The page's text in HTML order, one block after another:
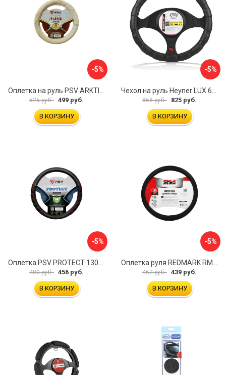
-5%
525 руб. 499 руб.
В КОРЗИНУ
-5%
868 руб. 825 руб.
В КОРЗИНУ
-5%
Оплетка PSV PROTECT 130503
480 руб. 456 руб.
В КОРЗИНУ
-5%
Оплетка руля REDMARK RM78002
462 руб. 439 руб.
В КОРЗИНУ